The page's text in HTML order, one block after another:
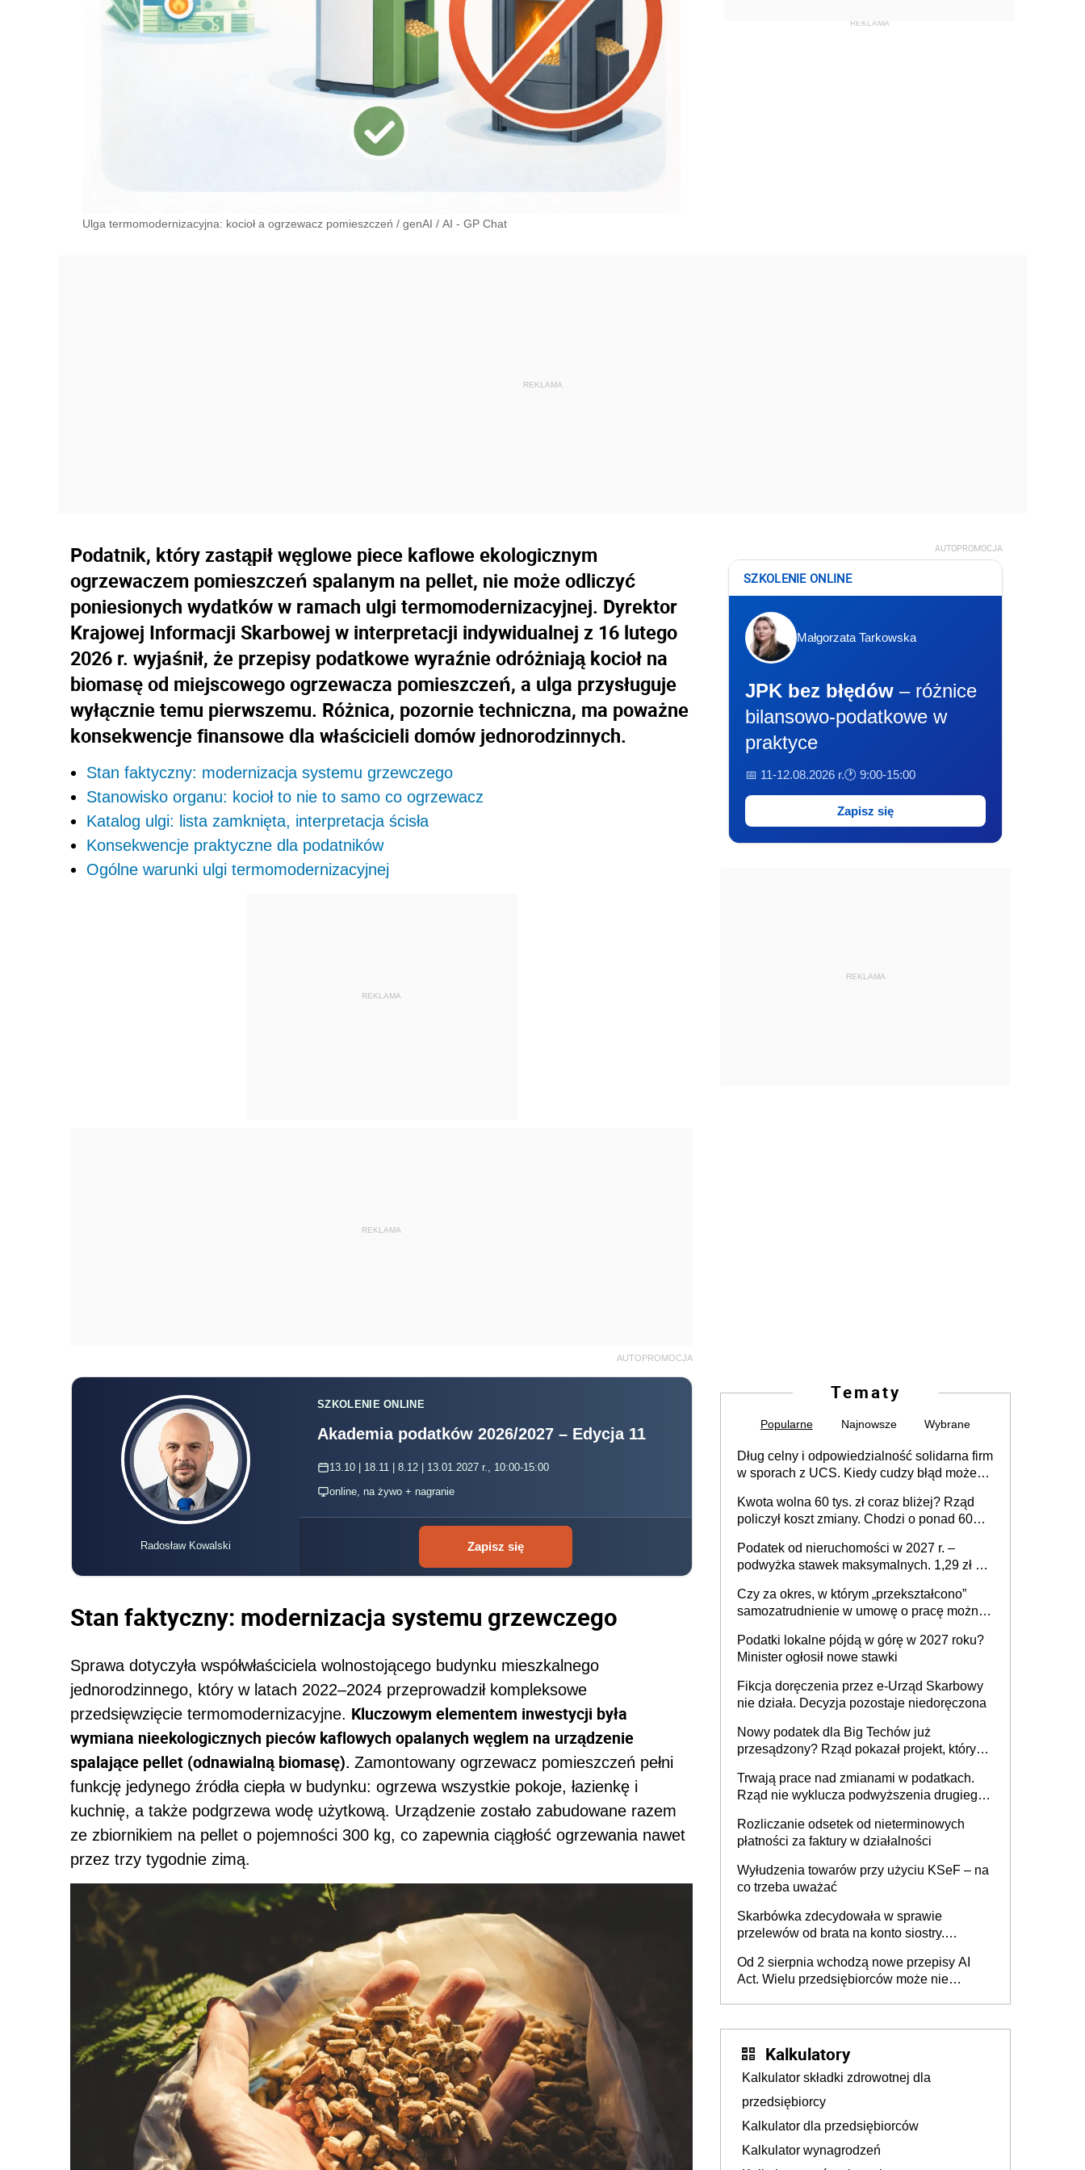
Ulga termomodernizacyjna: kocioł a ogrzewacz pomieszczeń / genAI / AI - GP Chat
Podatnik, który zastąpił węglowe piece kaflowe ekologicznym
ogrzewaczem pomieszczeń spalanym na pellet, nie może odliczyć
poniesionych wydatków w ramach ulgi termomodernizacyjnej. Dyrektor
Krajowej Informacji Skarbowej w interpretacji indywidualnej z 16 lutego
2026 r. wyjaśnił, że przepisy podatkowe wyraźnie odróżniają kocioł na
biomasę od miejscowego ogrzewacza pomieszczeń, a ulga przysługuje
wyłącznie temu pierwszemu. Różnica, pozornie techniczna, ma poważne
konsekwencje finansowe dla właścicieli domów jednorodzinnych.
Stan faktyczny: modernizacja systemu grzewczego
Stanowisko organu: kocioł to nie to samo co ogrzewacz
Katalog ulgi: lista zamknięta, interpretacja ścisła
Konsekwencje praktyczne dla podatników
Ogólne warunki ulgi termomodernizacyjnej
REKLAMA
REKLAMA
AUTOPROMOCJA
Radosław Kowalski
SZKOLENIE ONLINE
Akademia podatków 2026/2027 – Edycja 11
13.10 | 18.11 | 8.12 | 13.01.2027 r., 10:00-15:00
online, na żywo + nagranie
Zapisz się
Stan faktyczny: modernizacja systemu grzewczego
Sprawa dotyczyła współwłaściciela wolnostojącego budynku mieszkalnego
jednorodzinnego, który w latach 2022–2024 przeprowadził kompleksowe
przedsięwzięcie termomodernizacyjne. Kluczowym elementem inwestycji była
wymiana nieekologicznych pieców kaflowych opalanych węglem na urządzenie
spalające pellet (odnawialną biomasę). Zamontowany ogrzewacz pomieszczeń pełni
funkcję jedynego źródła ciepła w budynku: ogrzewa wszystkie pokoje, łazienkę i
kuchnię, a także podgrzewa wodę użytkową. Urządzenie zostało zabudowane razem
ze zbiornikiem na pellet o pojemności 300 kg, co zapewnia ciągłość ogrzewania nawet
przez trzy tygodnie zimą.
AUTOPROMOCJA
SZKOLENIE ONLINE
Małgorzata Tarkowska
JPK bez błędów – różnice
bilansowo-podatkowe w
praktyce
📅 11-12.08.2026 r.🕐 9:00-15:00
Zapisz się
REKLAMA
Tematy
Popularne Najnowsze Wybrane
Dług celny i odpowiedzialność solidarna firm
w sporach z UCS. Kiedy cudzy błąd może
Kwota wolna 60 tys. zł coraz bliżej? Rząd
policzył koszt zmiany. Chodzi o ponad 60
Podatek od nieruchomości w 2027 r. –
podwyżka stawek maksymalnych. 1,29 zł za
budynków i lokali związanych z
prowadzeniem działalności gospodarczej
Czy za okres, w którym „przekształcono”
samozatrudnienie w umowę o pracę można
umowy cywilnoprawnej jedynym
racjonalnym wyjściem
Podatki lokalne pójdą w górę w 2027 roku?
Minister ogłosił nowe stawki
Fikcja doręczenia przez e-Urząd Skarbowy
nie działa. Decyzja pozostaje niedoręczona
Nowy podatek dla Big Techów już
przesądzony? Rząd pokazał projekt, który
Trwają prace nad zmianami w podatkach.
Rząd nie wyklucza podwyższenia drugiego
Rozliczanie odsetek od nieterminowych
płatności za faktury w działalności
Wyłudzenia towarów przy użyciu KSeF – na
co trzeba uważać
Skarbówka zdecydowała w sprawie
przelewów od brata na konto siostry.
darowizna, ale podatku jednak nie będzie
Od 2 sierpnia wchodzą nowe przepisy AI
Act. Wielu przedsiębiorców może nie
Kalkulatory
Kalkulator składki zdrowotnej dla
przedsiębiorcy
Kalkulator dla przedsiębiorców
Kalkulator wynagrodzeń